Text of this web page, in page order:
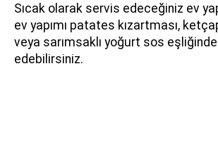
Sıcak olarak servis edeceğiniz ev
ev yapımı patates kızartması,
veya sarımsaklı yoğurt sos
edebilirsiniz.